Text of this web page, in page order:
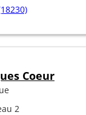
Coeur
2